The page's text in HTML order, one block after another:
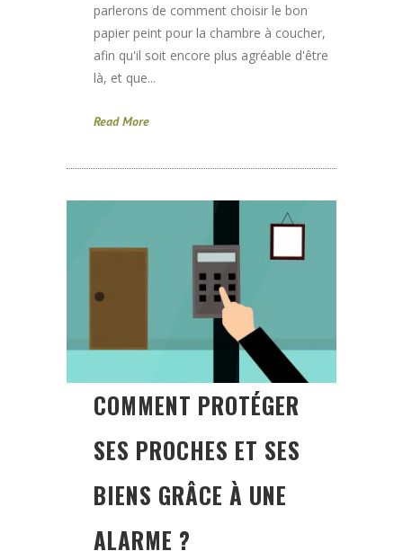
parlerons de comment choisir le bon
papier peint pour la chambre à coucher,
afin qu'il soit encore plus agréable d'être
là, et que...
Read More
COMMENT PROTÉGER
SES PROCHES ET SES
BIENS GRÂCE À UNE
ALARME ?